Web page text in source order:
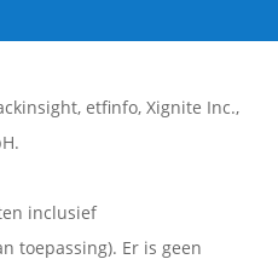
, etfinfo, Xignite Inc.,
inclusief
toepassing). Er is geen